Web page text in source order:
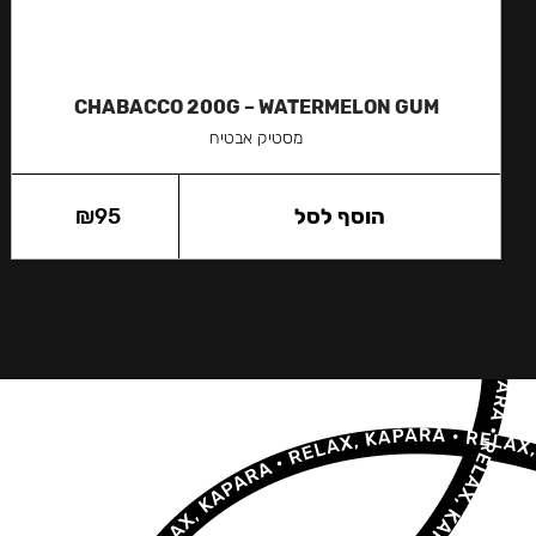
CHABACCO 200G – WATERMELON GUM
מסטיק אבטיח
₪95 הוסף לסל